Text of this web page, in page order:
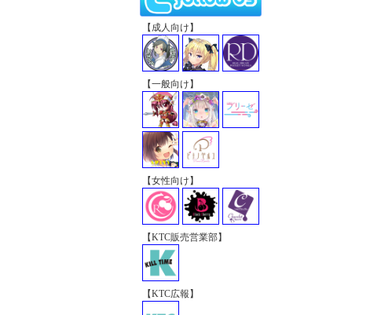
【成人向け】
【一般向け】
【女性向け】
【KTC販売営業部】
【KTC広報】